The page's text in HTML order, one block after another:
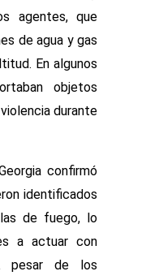
agentes, que
de agua y gas
En algunos
objetos
durante
confirmó
identificados
de fuego, lo
a actuar con
pesar de los